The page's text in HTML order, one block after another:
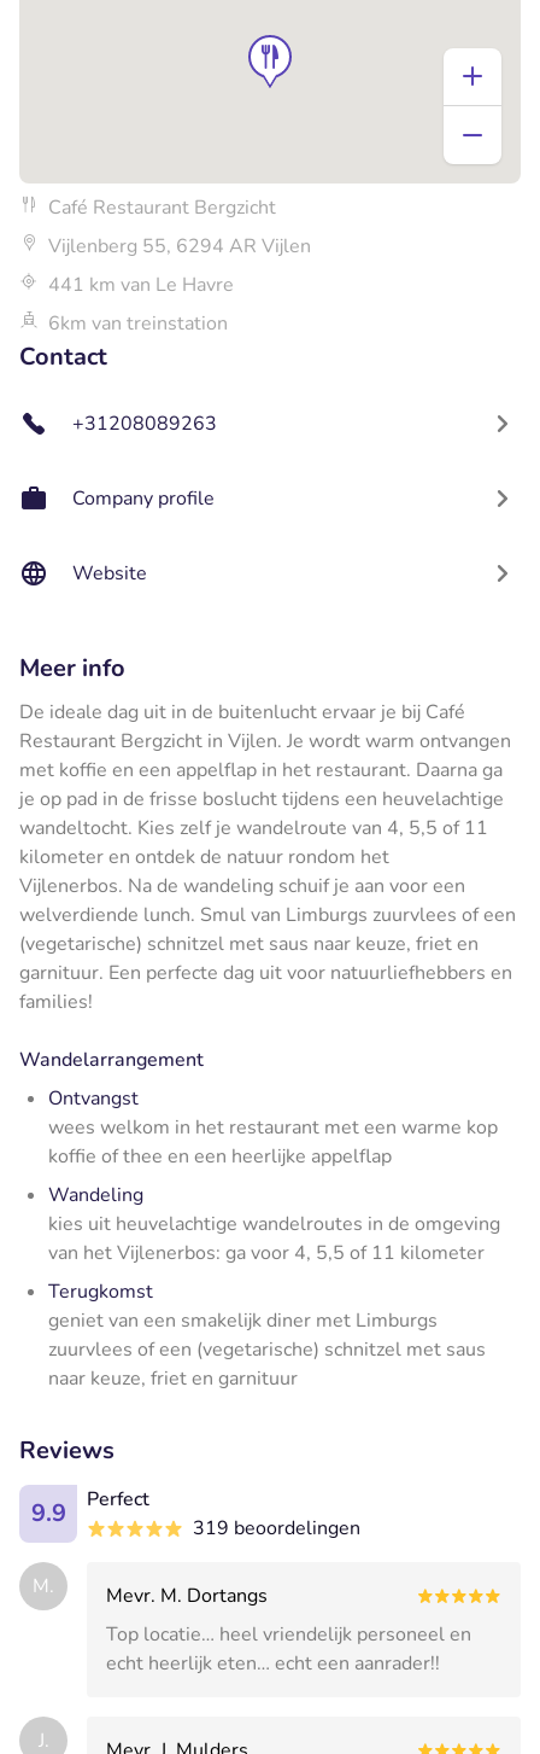
Café Restaurant Bergzicht
Vijlenberg 55, 6294 AR Vijlen
441 km van Le Havre
6km van treinstation
Contact
+31208089263
Company profile
Website
Meer info
De ideale dag uit in de buitenlucht ervaar je bij Café
Restaurant Bergzicht in Vijlen. Je wordt warm ontvangen
met koffie en een appelflap in het restaurant. Daarna ga
je op pad in de frisse boslucht tijdens een heuvelachtige
wandeltocht. Kies zelf je wandelroute van 4, 5,5 of 11
kilometer en ontdek de natuur rondom het
Vijlenerbos. Na de wandeling schuif je aan voor een
welverdiende lunch. Smul van Limburgs zuurvlees of een
(vegetarische) schnitzel met saus naar keuze, friet en
garnituur. Een perfecte dag uit voor natuurliefhebbers en
families!
Wandelarrangement
Ontvangst
wees welkom in het restaurant met een warme kop
koffie of thee en een heerlijke appelflap
Wandeling
kies uit heuvelachtige wandelroutes in de omgeving
van het Vijlenerbos: ga voor 4, 5,5 of 11 kilometer
Terugkomst
geniet van een smakelijk diner met Limburgs
zuurvlees of een (vegetarische) schnitzel met saus
naar keuze, friet en garnituur
Reviews
9.9
Perfect
319 beoordelingen
M.
Mevr. M. Dortangs
Top locatie… heel vriendelijk personeel en
echt heerlijk eten… echt een aanrader!!
J.